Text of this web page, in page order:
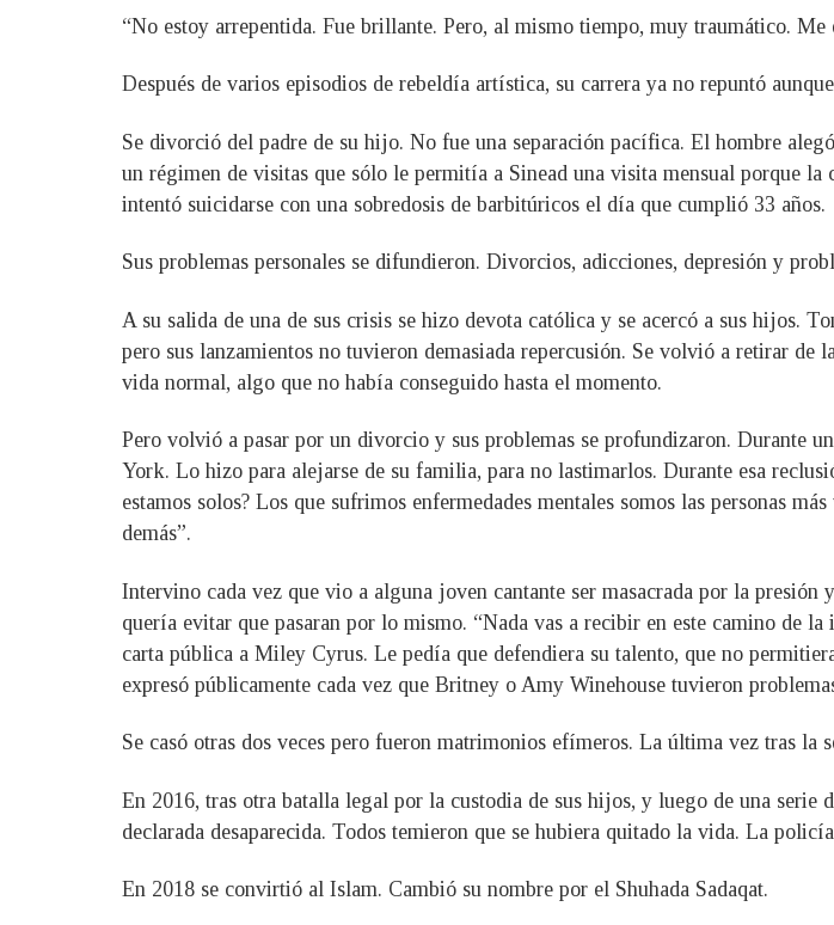
“No estoy arrepentida. Fue brillante. Pero, al mismo tiempo, muy traumático.
Después de varios episodios de rebeldía artística, su carrera ya no repuntó
Se divorció del padre de su hijo. No fue una separación pacífica. El hombre
un régimen de visitas que sólo le permitía a Sinead una visita mensual porque
intentó suicidarse con una sobredosis de barbitúricos el día que cumplió 33 años.
Sus problemas personales se difundieron. Divorcios, adicciones, depresión y
A su salida de una de sus crisis se hizo devota católica y se acercó a sus hijos.
pero sus lanzamientos no tuvieron demasiada repercusión. Se volvió a retirar de
vida normal, algo que no había conseguido hasta el momento.
Pero volvió a pasar por un divorcio y sus problemas se profundizaron. Durante
York. Lo hizo para alejarse de su familia, para no lastimarlos. Durante esa
estamos solos? Los que sufrimos enfermedades mentales somos las personas
demás”.
Intervino cada vez que vio a alguna joven cantante ser masacrada por la
quería evitar que pasaran por lo mismo. “Nada vas a recibir en este camino de
carta pública a Miley Cyrus. Le pedía que defendiera su talento, que no
expresó públicamente cada vez que Britney o Amy Winehouse tuvieron
Se casó otras dos veces pero fueron matrimonios efímeros. La última vez tras la
En 2016, tras otra batalla legal por la custodia de sus hijos, y luego de una serie
declarada desaparecida. Todos temieron que se hubiera quitado la vida. La
En 2018 se convirtió al Islam. Cambió su nombre por el Shuhada Sadaqat.